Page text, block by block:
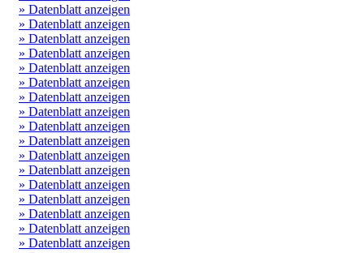
» Datenblatt anzeigen
» Datenblatt anzeigen
» Datenblatt anzeigen
» Datenblatt anzeigen
» Datenblatt anzeigen
» Datenblatt anzeigen
» Datenblatt anzeigen
» Datenblatt anzeigen
» Datenblatt anzeigen
» Datenblatt anzeigen
» Datenblatt anzeigen
» Datenblatt anzeigen
» Datenblatt anzeigen
» Datenblatt anzeigen
» Datenblatt anzeigen
» Datenblatt anzeigen
» Datenblatt anzeigen